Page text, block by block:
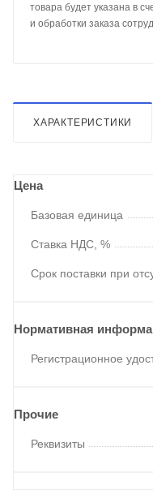
товара будет указана в
и обработки заказа
ХАРАКТЕРИСТИКИ
Цена
Базовая единица
Ставка НДС, %
Срок поставки при
Нормативная
Регистрационное
Прочие
Реквизиты